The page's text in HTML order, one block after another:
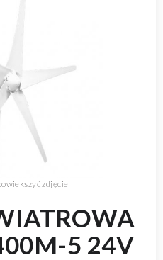
5 24V